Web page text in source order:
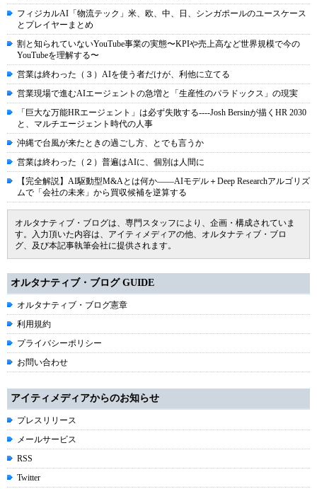
フィジカルAI「物流テック」米、欧、中、日、シンガポールのユースケース
とプレイヤーまとめ
割と知られていないYouTube事業の実態〜KPIや売上高など世界規模で今の
YouTubeを理解する〜
営業は終わった（３）AIを使う者だけが、利他に立てる
営業現場で進むAIエージェントの急増と「生産性のパラドックス」の現実
「巨大な万能HRエージェント」は必ず失敗する----Josh Bersinが描くHR 2030
と、マルチエージェント時代の人事
沖縄で台風が来たときの過ごし方、とでも言うか
営業は終わった（２）普遍はAIに、個別は人間に
【完全解説】AI駆動型M&Aとは何か――AIモデル＋Deep Researchアルゴリズ
ムで「会社の未来」から買収候補を逆算する
オルタナティブ・ブログは、専門スタッフにより、企画・構成されていま
す。入力頂いた内容は、アイティメディアの他、オルタナティブ・ブロ
グ、及び本記事執筆会社に提供されます。
オルタナティブ・ブログ GUIDE
オルタナティブ・ブログ憲章
利用規約
プライバシーポリシー
お問い合わせ
アイティメディアからのお知らせ
プレスリリース
メールサービス
RSS
Twitter